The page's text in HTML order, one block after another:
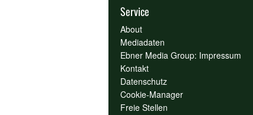
Service
About
Mediadaten
Ebner Media Group: Impressum
Kontakt
Datenschutz
Cookie-Manager
Freie Stellen